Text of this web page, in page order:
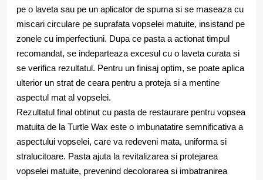
pe o laveta sau pe un aplicator de spuma si se maseaza cu
miscari circulare pe suprafata vopselei matuite, insistand pe
zonele cu imperfectiuni. Dupa ce pasta a actionat timpul
recomandat, se indeparteaza excesul cu o laveta curata si
se verifica rezultatul. Pentru un finisaj optim, se poate aplica
ulterior un strat de ceara pentru a proteja si a mentine
aspectul mat al vopselei.
Rezultatul final obtinut cu pasta de restaurare pentru vopsea
matuita de la Turtle Wax este o imbunatatire semnificativa a
aspectului vopselei, care va redeveni mata, uniforma si
stralucitoare. Pasta ajuta la revitalizarea si protejarea
vopselei matuite, prevenind decolorarea si imbatranirea